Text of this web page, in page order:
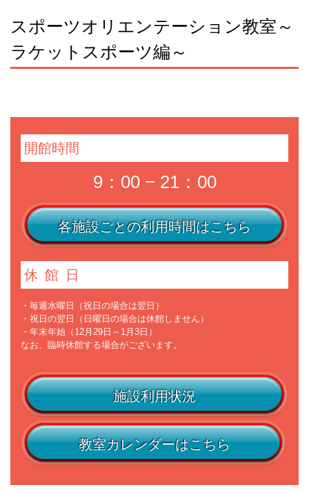
スポーツオリエンテーション教室～
ラケットスポーツ編～
開館時間
9：00 − 21：00
各施設ごとの利用時間はこちら
休館日
・毎週水曜日（祝日の場合は翌日）
・祝日の翌日（日曜日の場合は休館しません）
・年末年始（12月29日～1月3日）
なお、臨時休館する場合がございます。
施設利用状況
教室カレンダーはこちら